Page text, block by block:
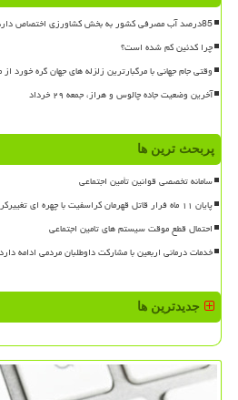
85درصد آب مصرفی کشور به بخش کشاورزی اختصاص دارد، آن هم با قیمت خیلی پایین
چرا کدئین کم شده است؟
وقتی جام جهانی با مرگبارترین زلزله های جهان گره خورد
آخرین وضعیت جاده چالوس و هراز، جمعه ۲۹ خرداد
پربحث ترین ها
سامانه تخصصی قوانین تأمین اجتماعی
پایان ۱۱ ماه فرار قاتل قهرمان کراسفیت با چهره ای تغییرکرده دستگیر شد
احتمال قطع موقت سیستم های تامین اجتماعی
خدمات درمانی اربعین با مشارکت داوطلبان مردمی ادامه دارد
جدیدترین ها